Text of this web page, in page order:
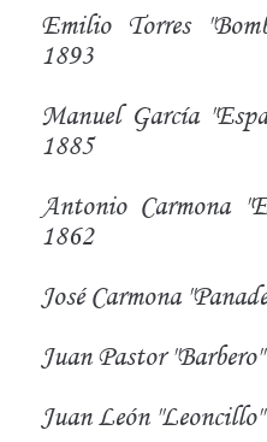
Emilio Torres
1893
Manuel García
1885
Antonio Carmona
1862
José Carmona
Juan Pastor
Juan León